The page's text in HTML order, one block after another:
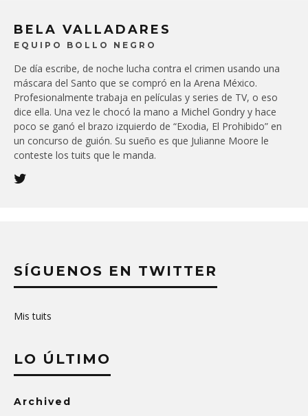
BELA VALLADARES
EQUIPO BOLLO NEGRO
De día escribe, de noche lucha contra el crimen usando una
máscara del Santo que se compró en la Arena México.
Profesionalmente trabaja en películas y series de TV, o eso
dice ella. Una vez le chocó la mano a Michel Gondry y hace
poco se ganó el brazo izquierdo de “Exodia, El Prohibido” en
un concurso de guión. Su sueño es que Julianne Moore le
conteste los tuits que le manda.
SÍGUENOS EN TWITTER
Mis tuits
LO ÚLTIMO
Archived